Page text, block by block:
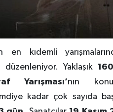
en kıdemli
düzenleniyor. Yaklaşık
Yarışması’nın
kadar çok sayıda